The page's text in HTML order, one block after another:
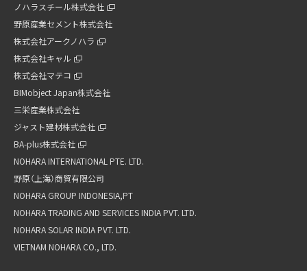
ノハラスチール株式会社
野原産業セメント株式会社
株式会社アークノハラ
株式会社キャル
株式会社マテコ
BIMobject Japan株式会社
三栄産業株式会社
ジャスト建材株式会社
BA-plus株式会社
NOHARA INTERNATIONAL PTE. LTD.
野原（上海）商貿有限公司
NOHARA GROUP INDONESIA,PT
NOHARA TRADING AND SERVICES INDIA PVT. LTD.
NOHARA SOLAR INDIA PVT. LTD.
VIETNAM NOHARA CO., LTD.